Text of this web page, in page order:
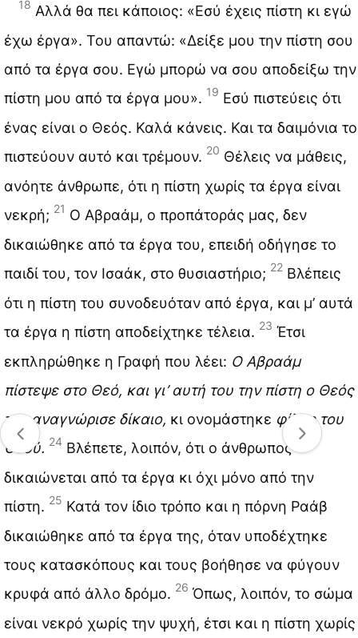
18 Αλλά θα πει κάποιος: «Εσύ έχεις πίστη κι εγώ
έχω έργα». Του απαντώ: «Δείξε μου την πίστη σου
από τα έργα σου. Εγώ μπορώ να σου αποδείξω την
πίστη μου από τα έργα μου». 19 Εσύ πιστεύεις ότι
ένας είναι ο Θεός. Καλά κάνεις. Και τα δαιμόνια το
πιστεύουν αυτό και τρέμουν. 20 Θέλεις να μάθεις,
ανόητε άνθρωπε, ότι η πίστη χωρίς τα έργα είναι
νεκρή; 21 Ο Αβραάμ, ο προπάτοράς μας, δεν
δικαιώθηκε από τα έργα του, επειδή οδήγησε το
παιδί του, τον Ισαάκ, στο θυσιαστήριο; 22 Βλέπεις
ότι η πίστη του συνοδευόταν από έργα, και μ’ αυτά
τα έργα η πίστη αποδείχτηκε τέλεια. 23 Έτσι
εκπληρώθηκε η Γραφή που λέει: Ο Αβραάμ
πίστεψε στο Θεό, και γι’ αυτή του την πίστη ο Θεός
τον αναγνώρισε δίκαιο, κι ονομάστηκε φίλος του
Θεού. 24 Βλέπετε, λοιπόν, ότι ο άνθρωπος
δικαιώνεται από τα έργα κι όχι μόνο από την
πίστη. 25 Κατά τον ίδιο τρόπο και η πόρνη Ραάβ
δικαιώθηκε από τα έργα της, όταν υποδέχτηκε
τους κατασκόπους και τους βοήθησε να φύγουν
κρυφά από άλλο δρόμο. 26 Όπως, λοιπόν, το σώμα
είναι νεκρό χωρίς την ψυχή, έτσι και η πίστη χωρίς